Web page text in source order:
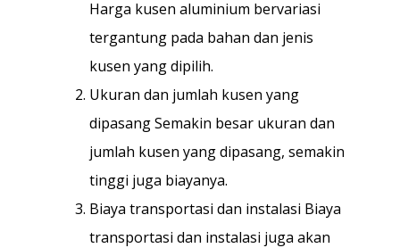
Harga kusen aluminium bervariasi
tergantung pada bahan dan jenis
kusen yang dipilih.
Ukuran dan jumlah kusen yang
dipasang Semakin besar ukuran dan
jumlah kusen yang dipasang, semakin
tinggi juga biayanya.
Biaya transportasi dan instalasi Biaya
transportasi dan instalasi juga akan